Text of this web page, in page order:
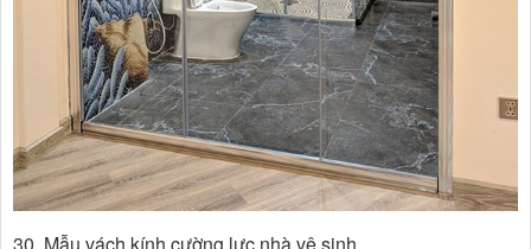
30. Mẫu vách kính cường lực nhà vệ sinh